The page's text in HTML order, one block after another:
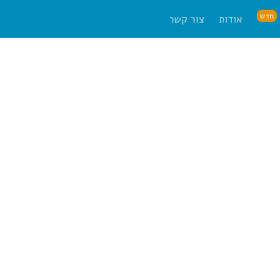
חדש אודות צור קשר